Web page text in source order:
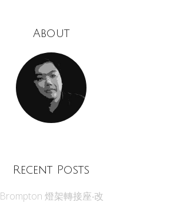
About
Recent Posts
Brompton 燈架轉接座‧改